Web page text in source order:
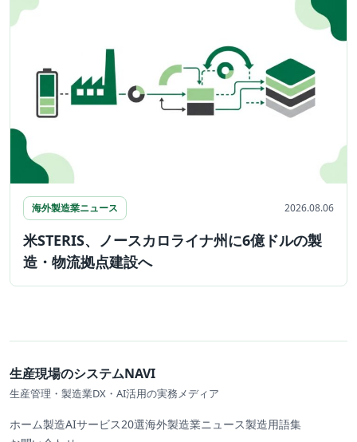
海外製造業ニュース 2026.08.06
米STERIS、ノースカロライナ州に6億ドルの製
造・物流拠点建設へ
生産現場のシステムNAVI
生産管理・製造業DX・AI活用の実務メディア
ホーム製造AIサービス20選海外製造業ニュース製造用語集